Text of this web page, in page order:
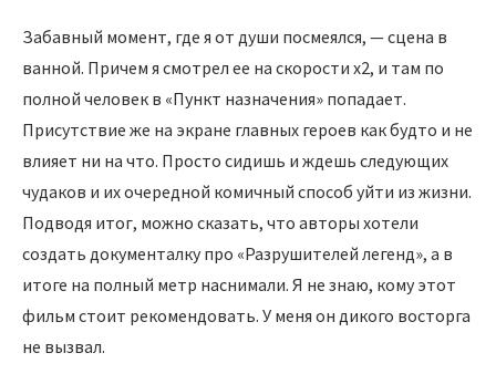
Забавный момент, где я от души посмеялся, — сцена в
ванной. Причем я смотрел ее на скорости х2, и там по
полной человек в «Пункт назначения» попадает.
Присутствие же на экране главных героев как будто и не
влияет ни на что. Просто сидишь и ждешь следующих
чудаков и их очередной комичный способ уйти из жизни.
Подводя итог, можно сказать, что авторы хотели
создать документалку про «Разрушителей легенд», а в
итоге на полный метр наснимали. Я не знаю, кому этот
фильм стоит рекомендовать. У меня он дикого восторга
не вызвал.